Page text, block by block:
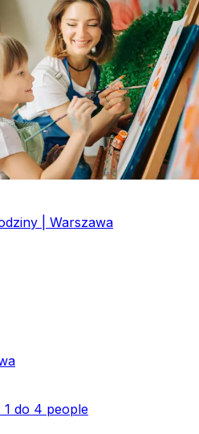
| Warszawa
1 do 4 people